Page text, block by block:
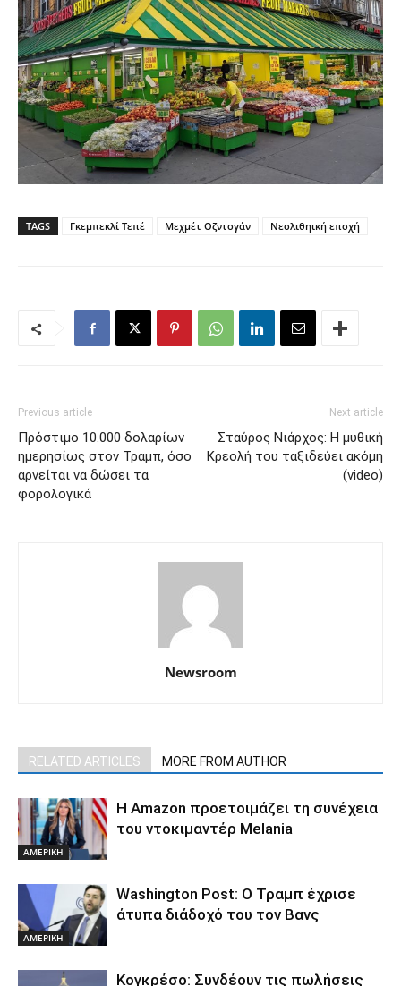
TAGS Γκεμπεκλί Τεπέ Μεχμέτ Οζντογάν Νεολιθηική εποχή
Previous article
Πρόστιμο 10.000 δολαρίων
ημερησίως στον Τραμπ, όσο
αρνείται να δώσει τα
φορολογικά
Next article
Σταύρος Νιάρχος: Η μυθική
Κρεολή του ταξιδεύει ακόμη
(video)
Newsroom
RELATED ARTICLES MORE FROM AUTHOR
ΑΜΕΡΙΚΗ
Η Amazon προετοιμάζει τη συνέχεια
του ντοκιμαντέρ Melania
ΑΜΕΡΙΚΗ
Washington Post: Ο Τραμπ έχρισε
άτυπα διάδοχό του τον Βανς
Κογκρέσο: Συνδέουν τις πωλήσεις